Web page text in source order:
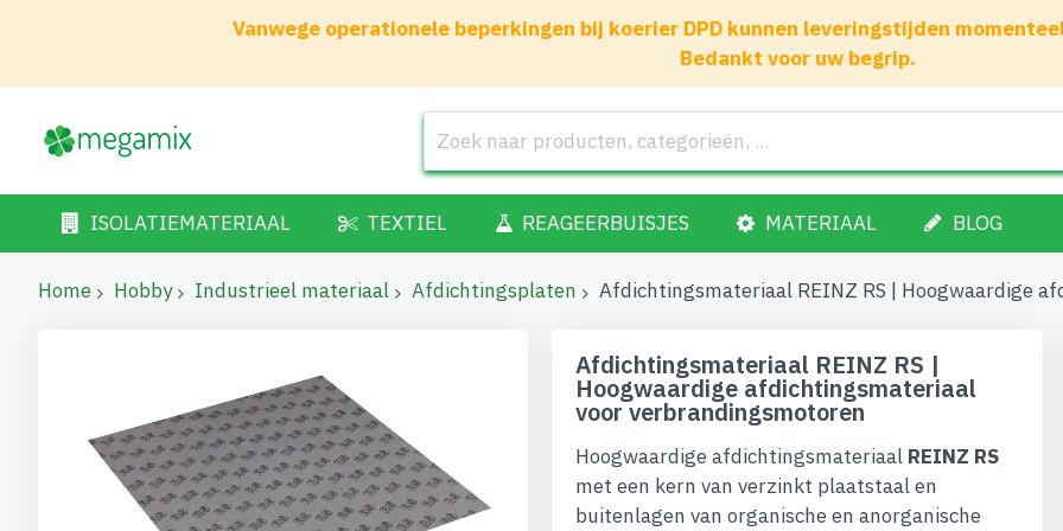
Vanwege operationele beperkingen bij koerier DPD kunnen leveringstijden
Bedankt voor uw begrip.
ISOLATIEMATERIAAL TEXTIEL REAGEERBUISJES MATERIAAL BLOG
Home Hobby Industrieel materiaal Afdichtingsplaten Afdichtingsmateriaal REINZ RS | Hoogwaardige
einde
Afdichtingsmateriaal REINZ RS |
Hoogwaardige afdichtingsmateriaal
voor verbrandingsmotoren
Hoogwaardige afdichtingsmateriaal REINZ RS
met een kern van verzinkt plaatstaal en
buitenlagen van organische en anorganische